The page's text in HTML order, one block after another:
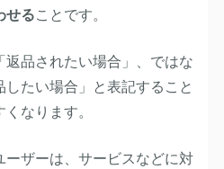
せることです。
品されたい場合」、ではな
たい場合」と表記すること
なります。
ーザーは、サービスなどに対